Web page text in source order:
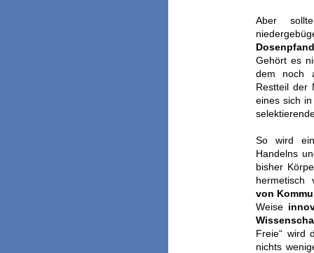
Aber
Gehört es
dem noch
Restteil der
eines sich
So wird
Handelns
bisher
hermetisch
von
Weise
Freie“ wird
nichts